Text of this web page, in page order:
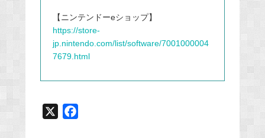
【ニンテンドーeショップ】
https://store-
jp.nintendo.com/list/software/7001000004
7679.html